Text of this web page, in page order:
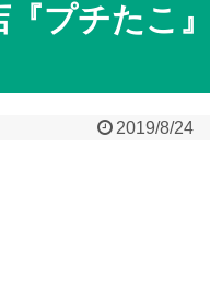
プチたこ
2019/8/24